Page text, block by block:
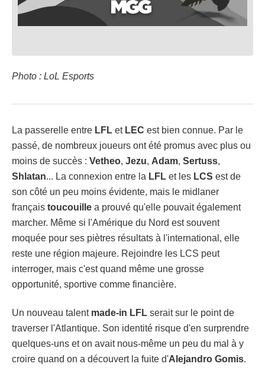
Photo : LoL Esports
La passerelle entre LFL et LEC est bien connue. Par le
passé, de nombreux joueurs ont été promus avec plus ou
moins de succès : Vetheo, Jezu, Adam, Sertuss,
Shlatan... La connexion entre la LFL et les LCS est de
son côté un peu moins évidente, mais le midlaner
français toucouille a prouvé qu'elle pouvait également
marcher. Même si l'Amérique du Nord est souvent
moquée pour ses piètres résultats à l'international, elle
reste une région majeure. Rejoindre les LCS peut
interroger, mais c'est quand même une grosse
opportunité, sportive comme financière.
Un nouveau talent made-in LFL serait sur le point de
traverser l'Atlantique. Son identité risque d'en surprendre
quelques-uns et on avait nous-même un peu du mal à y
croire quand on a découvert la fuite d'Alejandro Gomis.